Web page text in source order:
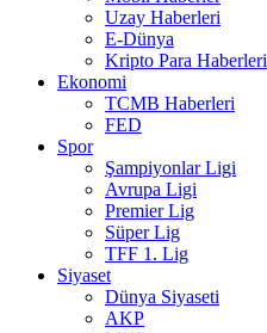
Uzay Haberleri
E-Dünya
Kripto Para Haberleri
Ekonomi
TCMB Haberleri
FED
Spor
Şampiyonlar Ligi
Avrupa Ligi
Premier Lig
Süper Lig
TFF 1. Lig
Siyaset
Dünya Siyaseti
AKP